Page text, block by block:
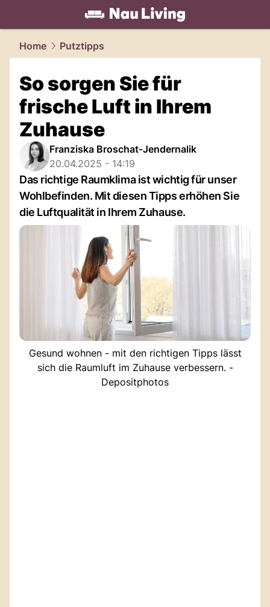
living.NAU.ch
Home Putztipps
So sorgen Sie für
frische Luft in Ihrem
Zuhause
Franziska Broschat-Jendernalik
20.04.2025 - 14:19
Das richtige Raumklima ist wichtig für unser
Wohlbefinden. Mit diesen Tipps erhöhen Sie
die Luftqualität in Ihrem Zuhause.
Gesund wohnen - mit den richtigen Tipps lässt
sich die Raumluft im Zuhause verbessern. -
Depositphotos